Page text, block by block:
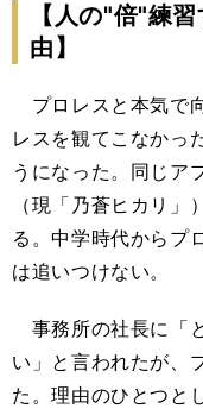
【人の"倍"練
由】
プロレスと本気で
レスを観てこなかっ
うになった。同じア
（現「乃蒼ヒカリ
る。中学時代からプ
は追いつけない。
事務所の社長に「
い」と言われたが、
た。理由のひとつと